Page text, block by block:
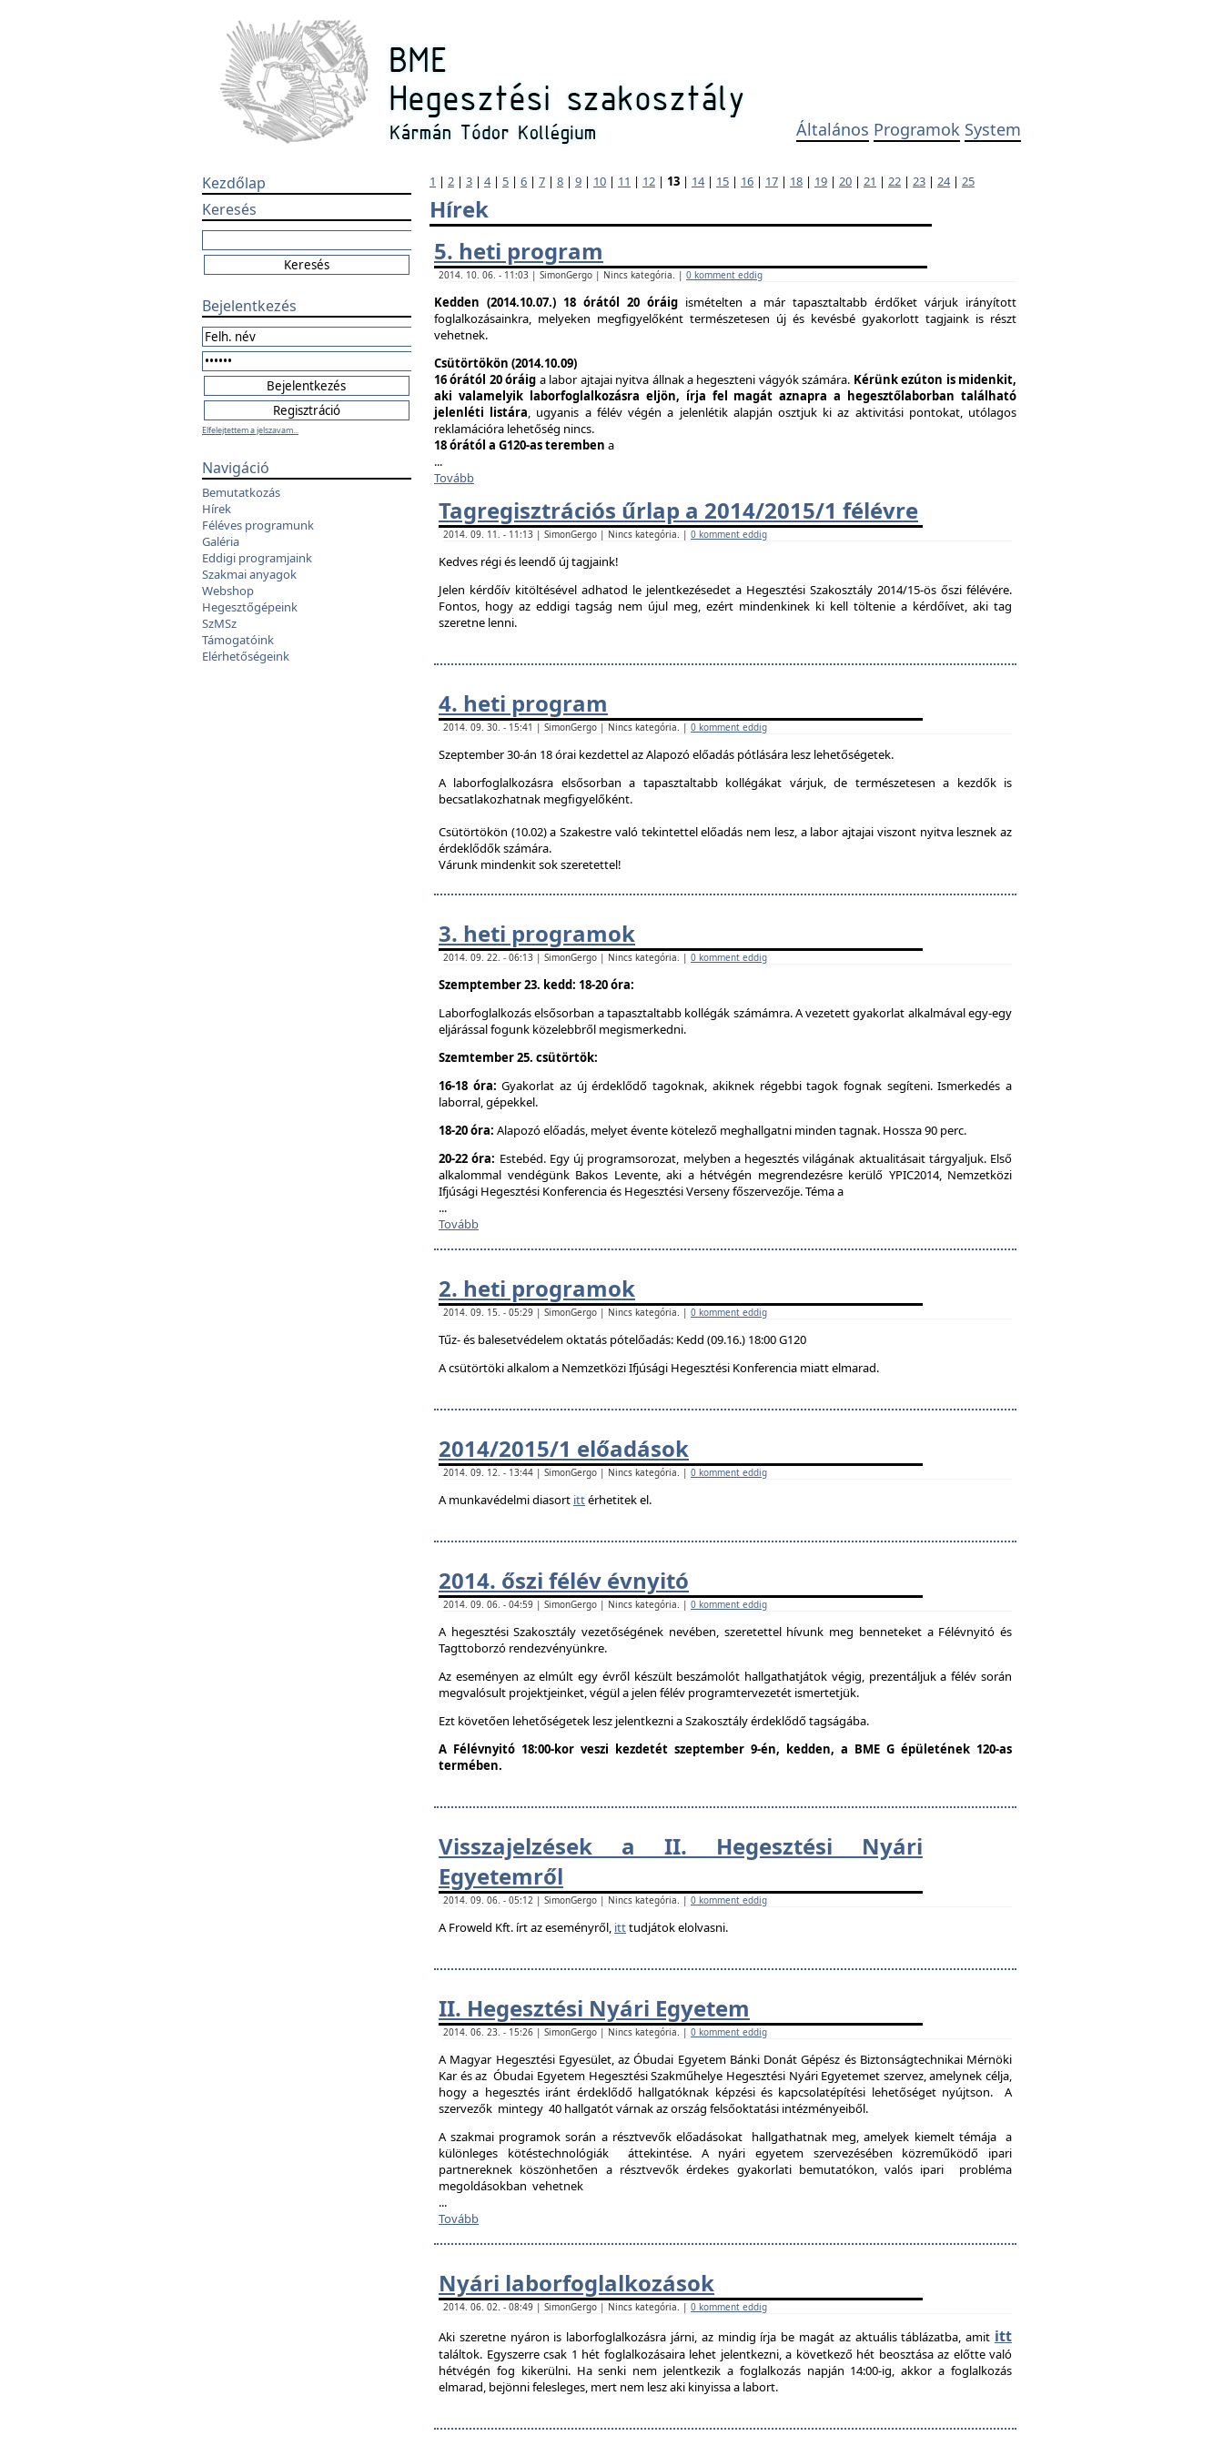
Általános Programok System
Kezdőlap
Keresés
Bejelentkezés
Elfelejtettem a jelszavam...
Navigáció
Bemutatkozás
Hírek
Féléves programunk
Galéria
Eddigi programjaink
Szakmai anyagok
Webshop
Hegesztőgépeink
SzMSz
Támogatóink
Elérhetőségeink
1 | 2 | 3 | 4| 5 | 6 | 7 | 8 | 9 | 10 | 11 | 12 | 13 | 14| 15 | 16 | 17 | 18 | 19 | 20 | 21 | 22 | 23 | 24| 25
Hírek
5. heti program
2014. 10. 06. - 11:03 | SimonGergo | Nincs kategória. | 0 komment eddig
Kedden (2014.10.07.) 18 órától 20 óráig ismételten a már tapasztaltabb érdőket várjuk irányított
foglalkozásainkra, melyeken megfigyelőként természetesen új és kevésbé gyakorlott tagjaink is részt
vehetnek.
Csütörtökön (2014.10.09)
16 órától 20 óráig a labor ajtajai nyitva állnak a hegeszteni vágyók számára. Kérünk ezúton is midenkit,
aki valamelyik laborfoglalkozásra eljön, írja fel magát aznapra a hegesztőlaborban található
jelenléti listára, ugyanis a félév végén a jelenlétik alapján osztjuk ki az aktivitási pontokat, utólagos
reklamációra lehetőség nincs.
18 órától a G120-as teremben a
...
Tovább
Tagregisztrációs űrlap a 2014/2015/1 félévre
2014. 09. 11. - 11:13 | SimonGergo | Nincs kategória. | 0 komment eddig
Kedves régi és leendő új tagjaink!
Jelen kérdőív kitöltésével adhatod le jelentkezésedet a Hegesztési Szakosztály 2014/15-ös őszi félévére.
Fontos, hogy az eddigi tagság nem újul meg, ezért mindenkinek ki kell töltenie a kérdőívet, aki tag
szeretne lenni.
4. heti program
2014. 09. 30. - 15:41 | SimonGergo | Nincs kategória. | 0 komment eddig
Szeptember 30-án 18 órai kezdettel az Alapozó előadás pótlására lesz lehetőségetek.
A laborfoglalkozásra elsősorban a tapasztaltabb kollégákat várjuk, de természetesen a kezdők is
becsatlakozhatnak megfigyelőként.
Csütörtökön (10.02) a Szakestre való tekintettel előadás nem lesz, a labor ajtajai viszont nyitva lesznek az
érdeklődők számára.
Várunk mindenkit sok szeretettel!
3. heti programok
2014. 09. 22. - 06:13 | SimonGergo | Nincs kategória. | 0 komment eddig
Szemptember 23. kedd: 18-20 óra:
Laborfoglalkozás elsősorban a tapasztaltabb kollégák számámra. A vezetett gyakorlat alkalmával egy-egy
eljárással fogunk közelebbről megismerkedni.
Szemtember 25. csütörtök:
16-18 óra: Gyakorlat az új érdeklődő tagoknak, akiknek régebbi tagok fognak segíteni. Ismerkedés a
laborral, gépekkel.
18-20 óra: Alapozó előadás, melyet évente kötelező meghallgatni minden tagnak. Hossza 90 perc.
20-22 óra: Estebéd. Egy új programsorozat, melyben a hegesztés világának aktualitásait tárgyaljuk. Első
alkalommal vendégünk Bakos Levente, aki a hétvégén megrendezésre kerülő YPIC2014, Nemzetközi
Ifjúsági Hegesztési Konferencia és Hegesztési Verseny főszervezője. Téma a
...
Tovább
2. heti programok
2014. 09. 15. - 05:29 | SimonGergo | Nincs kategória. | 0 komment eddig
Tűz- és balesetvédelem oktatás pótelőadás: Kedd (09.16.) 18:00 G120
A csütörtöki alkalom a Nemzetközi Ifjúsági Hegesztési Konferencia miatt elmarad.
2014/2015/1 előadások
2014. 09. 12. - 13:44 | SimonGergo | Nincs kategória. | 0 komment eddig
A munkavédelmi diasort ittérhetitek el.
2014. őszi félév évnyitó
2014. 09. 06. - 04:59 | SimonGergo | Nincs kategória. | 0 komment eddig
A hegesztési Szakosztály vezetőségének nevében, szeretettel hívunk meg benneteket a Félévnyitó és
Tagttoborzó rendezvényünkre.
Az eseményen az elmúlt egy évről készült beszámolót hallgathatjátok végig, prezentáljuk a félév során
megvalósult projektjeinket, végül a jelen félév programtervezetét ismertetjük.
Ezt követően lehetőségetek lesz jelentkezni a Szakosztály érdeklődő tagságába.
A Félévnyitó 18:00-kor veszi kezdetét szeptember 9-én, kedden, a BME G épületének 120-as
termében.
Visszajelzések a II. Hegesztési Nyári
Egyetemről
2014. 09. 06. - 05:12 | SimonGergo | Nincs kategória. | 0 komment eddig
A Froweld Kft. írt az eseményről, itttudjátok elolvasni.
II. Hegesztési Nyári Egyetem
2014. 06. 23. - 15:26 | SimonGergo | Nincs kategória. | 0 komment eddig
A Magyar Hegesztési Egyesület, az Óbudai Egyetem Bánki Donát Gépész és Biztonságtechnikai Mérnöki
Kar és az Óbudai Egyetem Hegesztési Szakműhelye Hegesztési Nyári Egyetemet szervez, amelynek célja,
hogy a hegesztés iránt érdeklődő hallgatóknak képzési és kapcsolatépítési lehetőséget nyújtson. A
szervezők mintegy 40 hallgatót várnak az ország felsőoktatási intézményeiből.
A szakmai programok során a résztvevők előadásokat hallgathatnak meg, amelyek kiemelt témája a
különleges kötéstechnológiák áttekintése. A nyári egyetem szervezésében közreműködő ipari
partnereknek köszönhetően a résztvevők érdekes gyakorlati bemutatókon, valós ipari probléma
megoldásokban vehetnek
...
Tovább
Nyári laborfoglalkozások
2014. 06. 02. - 08:49 | SimonGergo | Nincs kategória. | 0 komment eddig
Aki szeretne nyáron is laborfoglalkozásra járni, az mindig írja be magát az aktuális táblázatba, amit itt
találtok. Egyszerre csak 1 hét foglalkozásaira lehet jelentkezni, a következő hét beosztása az előtte való
hétvégén fog kikerülni. Ha senki nem jelentkezik a foglalkozás napján 14:00-ig, akkor a foglalkozás
elmarad, bejönni felesleges, mert nem lesz aki kinyissa a labort.